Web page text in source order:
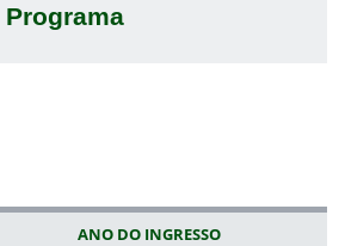
ANO DO INGRESSO